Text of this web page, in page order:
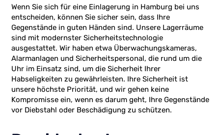
Wenn Sie sich für eine Einlagerung in Hamburg bei uns
entscheiden, können Sie sicher sein, dass Ihre
Gegenstände in guten Händen sind. Unsere Lagerräume
sind mit modernster Sicherheitstechnologie
ausgestattet. Wir haben etwa Überwachungskameras,
Alarmanlagen und Sicherheitspersonal, die rund um die
Uhr im Einsatz sind, um die Sicherheit Ihrer
Habseligkeiten zu gewährleisten. Ihre Sicherheit ist
unsere höchste Priorität, und wir gehen keine
Kompromisse ein, wenn es darum geht, Ihre Gegenstände
vor Diebstahl oder Beschädigung zu schützen.